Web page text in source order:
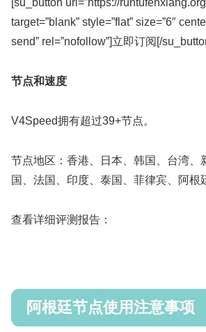
[su_button url=”https://
target=”blank” style=”flat” size=”6″
send” rel=”nofollow”]立即订阅[/
节点和速度
V4Speed拥有超过39+节点。
节点地区：香港、日本、韩国、台湾、
国、法国、印度、泰国、菲律宾、阿根
查看详细评测报告：
阿根廷节点使用注意事项